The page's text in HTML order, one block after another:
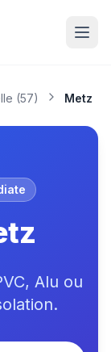
(57) Metz
Alu ou